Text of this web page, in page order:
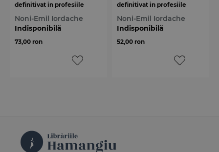
definitivat in profesiile
civil. Editia a 2-a
Noni-Emil Iordache
Indisponibilă
73,00 ron
definitivat in profesiile
Noni-Emil Iordache
Indisponibilă
52,00 ron